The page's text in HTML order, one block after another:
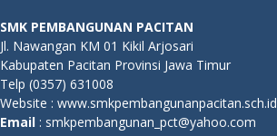
SMK PEMBANGUNAN PACITAN
Jl. Nawangan KM 01 Kikil Arjosari
Kabupaten Pacitan Provinsi Jawa Timur
Telp (0357) 631008
Website : www.smkpembangunanpacitan.sch.id
Email : smkpembangunan_pct@yahoo.com